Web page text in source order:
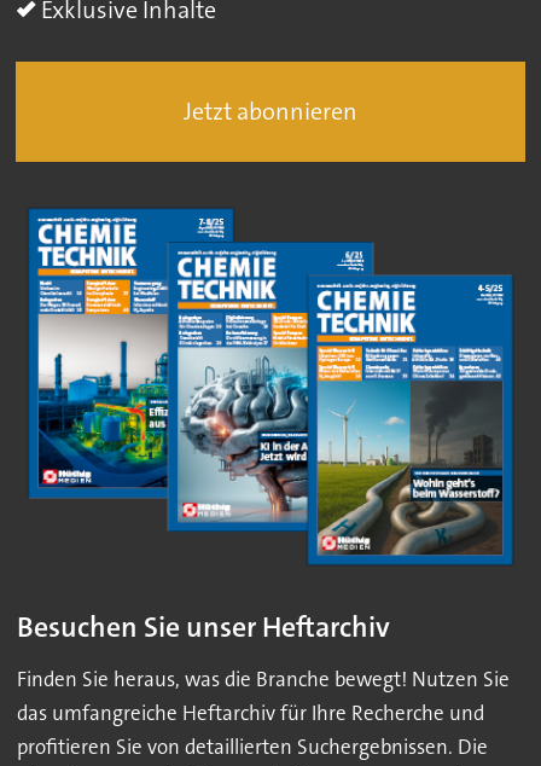
Exklusive Inhalte
Jetzt abonnieren
Besuchen Sie unser Heftarchiv
Finden Sie heraus, was die Branche bewegt! Nutzen Sie
das umfangreiche Heftarchiv für Ihre Recherche und
profitieren Sie von detaillierten Suchergebnissen. Die